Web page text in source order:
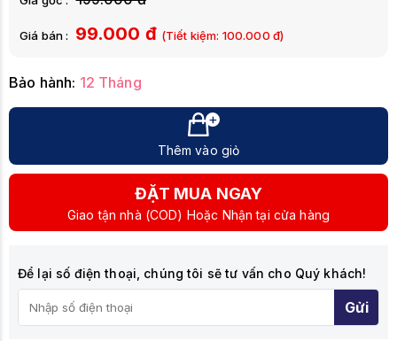
Giá bán : 99.000 đ (Tiết kiệm: 100.000 đ)
Bảo hành: 12 Tháng
Thêm vào giỏ
ĐẶT MUA NGAY
Giao tận nhà (COD) Hoặc Nhận tại cửa hàng
Để lại số điện thoại, chúng tôi sẽ tư vấn cho Quý khách!
Gửi